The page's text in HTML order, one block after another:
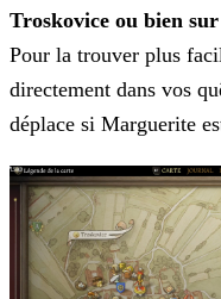
Troskovice ou bien
Pour la trouver plus
directement dans vos
déplace si Marguerite